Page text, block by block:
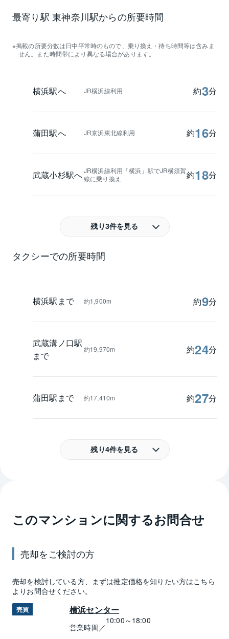
最寄り駅 東神奈川駅からの所要時間
掲載の所要分数は日中平常時のもので、乗り換え・待ち時間等は含みま
せん。また時間帯により異なる場合があります。
横浜駅へ JR横浜線利用 約3分
蒲田駅へ JR京浜東北線利用 約16分
武蔵小杉駅へJR横浜線利用「横浜」駅でJR横須賀
線に乗り換え
約18分
残り3件を見る
タクシーでの所要時間
横浜駅まで 約1,900m 約9分
武蔵溝ノ口駅
まで
約19,970m 約24分
蒲田駅まで 約17,410m 約27分
残り4件を見る
このマンションに関するお問合せ
売却をご検討の方
売却を検討している方、まずは推定価格を知りたい方はこちら
よりお問合せください。
売買 横浜センター
営業時間／
10:00～18:00